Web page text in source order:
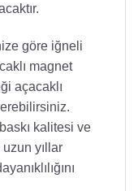
göre iğneli
magnet
açacaklı
kalitesi ve
yıllar